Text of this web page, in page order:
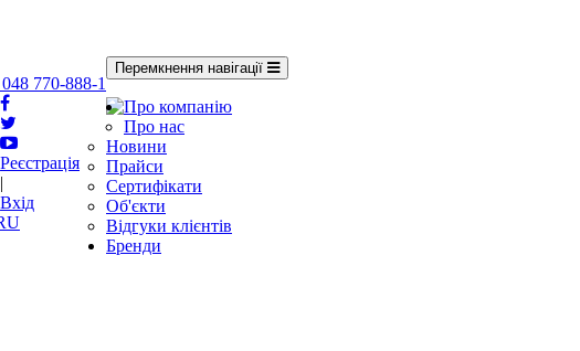
770-888-1
Реєстрація
|
Вхід
Перемкнення навігації
Про компанію
Про нас
Новини
Прайси
Сертифікати
Об'єкти
Відгуки клієнтів
Бренди